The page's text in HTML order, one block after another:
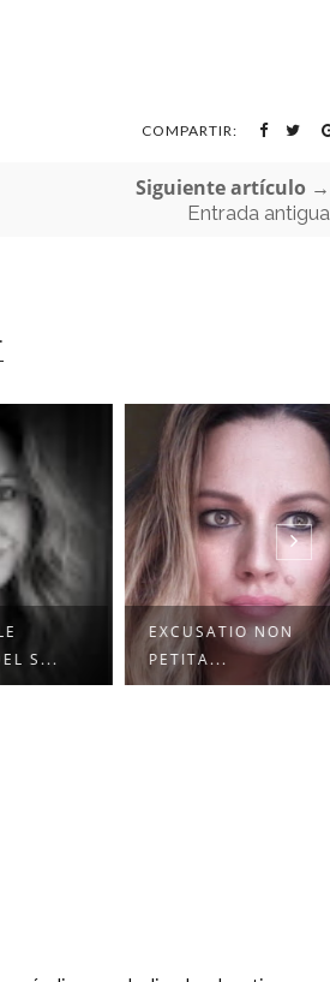
COMPARTIR:
Siguiente artículo →
Entrada antigua
EXCUSATIO NON
PETITA...